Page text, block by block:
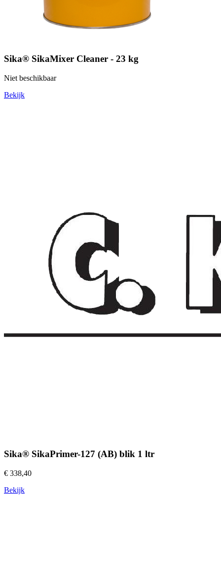
Sika® SikaMixer Cleaner - 23 kg
Niet beschikbaar
Bekijk
Sika® SikaPrimer-127 (AB) blik 1 ltr
€ 338,40
Bekijk